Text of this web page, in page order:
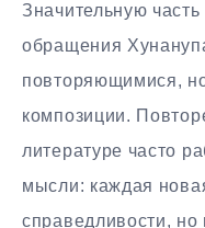
Значительную
обращения
повторяющимися,
композиции.
литературе часто
мысли: каждая
справедливости, но